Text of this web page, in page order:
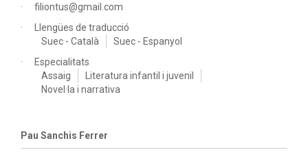
filiontus@gmail.com
Llengües de traducció
Suec - Català
Suec - Espanyol
Especialitats
Assaig
Literatura infantil i juvenil
Novel·la i narrativa
Pau Sanchis Ferrer